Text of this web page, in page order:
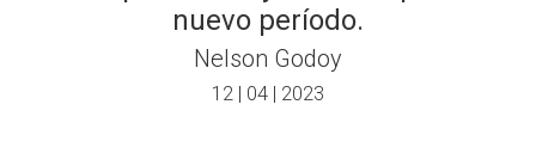
nuevo período.
Nelson Godoy
12 | 04 | 2023